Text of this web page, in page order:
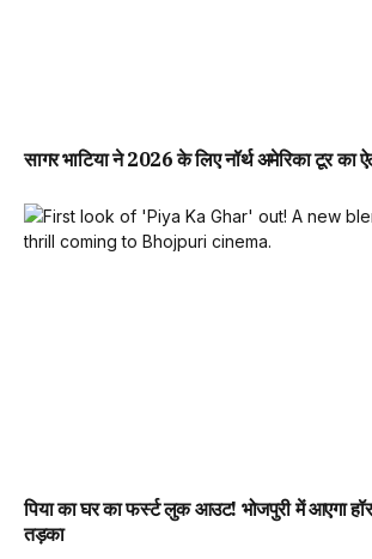
सागर भाटिया ने 2026 के लिए नॉर्थ अमेरिका टूर का
पिया का घर का फर्स्ट लुक आउट! भोजपुरी में आएगा
तड़का